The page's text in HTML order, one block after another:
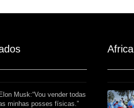
Musk:“Vou vender todas
minhas posses físicas.”
Africa​